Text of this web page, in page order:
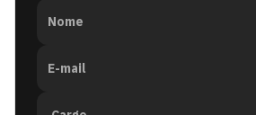
Nome
E-mail